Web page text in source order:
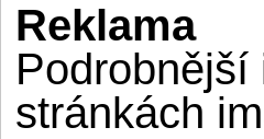
Reklama
Podrobnější
stránkách